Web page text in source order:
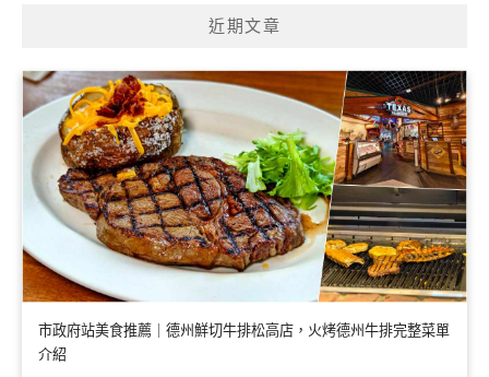
近期文章
市政府站美食推薦｜德州鮮切牛排松高店，火烤德州牛排完整菜單
介紹